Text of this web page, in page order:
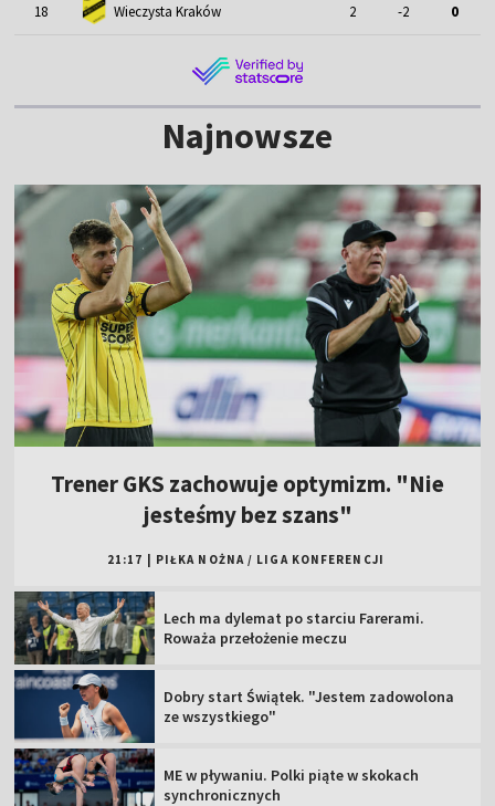
18 Wieczysta Kraków 2 -2 0
Najnowsze
Trener GKS zachowuje optymizm. "Nie
jesteśmy bez szans"
21:17 PIŁKA NOŻNA / LIGA KONFERENCJI
Lech ma dylemat po starciu Farerami.
Roważa przełożenie meczu
Dobry start Świątek. "Jestem zadowolona
ze wszystkiego"
ME w pływaniu. Polki piąte w skokach
synchronicznych